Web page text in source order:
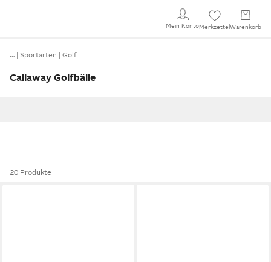
Mein KontoMerkzettel Warenkorb
… Sportarten Golf
Callaway Golfbälle
20 Produkte